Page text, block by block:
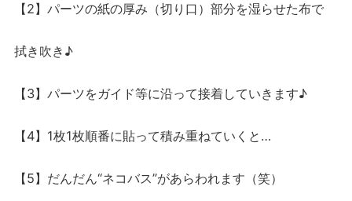
【2】パーツの紙の厚み（切り口）部分を湿らせた布で
拭き吹き♪
【3】パーツをガイド等に沿って接着していきます♪
【4】1枚1枚順番に貼って積み重ねていくと…
【5】だんだん“ネコバス”があらわれます（笑）